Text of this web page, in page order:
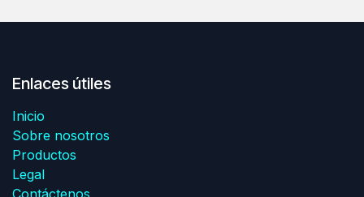
Enlaces útiles
Inicio
Sobre nosotros
Productos
Legal
Contáctenos